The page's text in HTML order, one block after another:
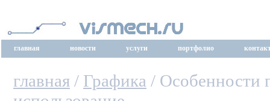
главная новости услуги портфолио
главная / Графика / Особенности